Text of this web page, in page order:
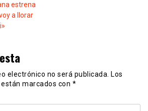
estrena
a llorar
electrónico no será publicada. Los
marcados con *